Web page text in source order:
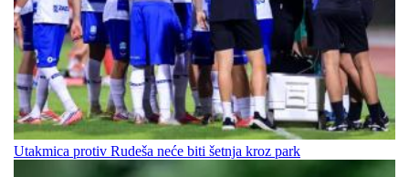
Utakmica protiv Rudeša neće biti šetnja kroz park